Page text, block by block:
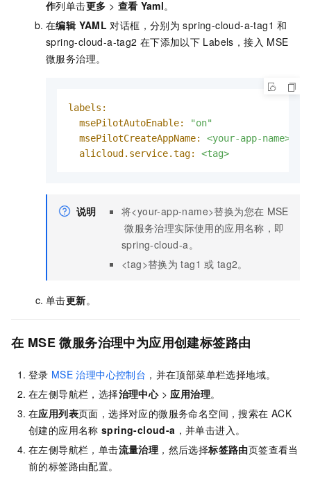
作列单击更多 > 查看 Yaml。
在编辑 YAML 对话框，分别为 spring-cloud-a-tag1 和
spring-cloud-a-tag2 在下添加以下 Labels，接入 MSE
微服务治理。
labels:
msePilotAutoEnable:
"on"
msePilotCreateAppName:
<your-app-name>
alicloud.service.tag:
<tag>
说明 将<your-app-name>替换为您在 MSE
微服务治理实际使用的应用名称，即
spring-cloud-a。
<tag>替换为 tag1 或 tag2。
单击更新。
在 MSE 微服务治理中为应用创建标签路由
登录 MSE 治理中心控制台 ，并在顶部菜单栏选择地域。
在左侧导航栏，选择治理中心> 应用治理。
在应用列表页面，选择对应的微服务命名空间，搜索在 ACK
创建的应用名称 spring-cloud-a ，并单击进入。
在左侧导航栏，单击流量治理 ，然后选择标签路由页签查看当
前的标签路由配置。